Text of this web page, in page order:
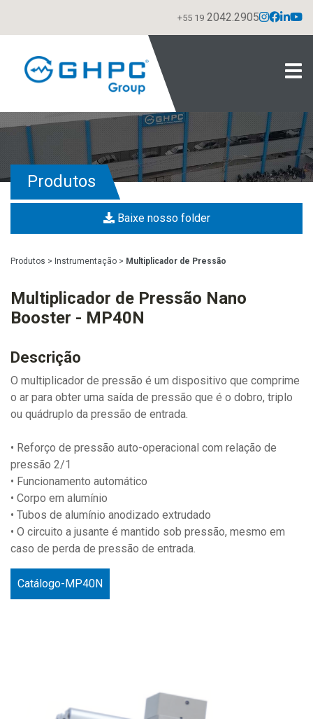
+55 19 2042.2905
Produtos
Baixe nosso folder
Produtos > Instrumentação > Multiplicador de Pressão
Multiplicador de Pressão Nano
Booster - MP40N
Descrição
O multiplicador de pressão é um dispositivo que comprime
o ar para obter uma saída de pressão que é o dobro, triplo
ou quádruplo da pressão de entrada.
• Reforço de pressão auto-operacional com relação de
pressão 2/1
• Funcionamento automático
• Corpo em alumínio
• Tubos de alumínio anodizado extrudado
• O circuito a jusante é mantido sob pressão, mesmo em
caso de perda de pressão de entrada.
Catálogo-MP40N